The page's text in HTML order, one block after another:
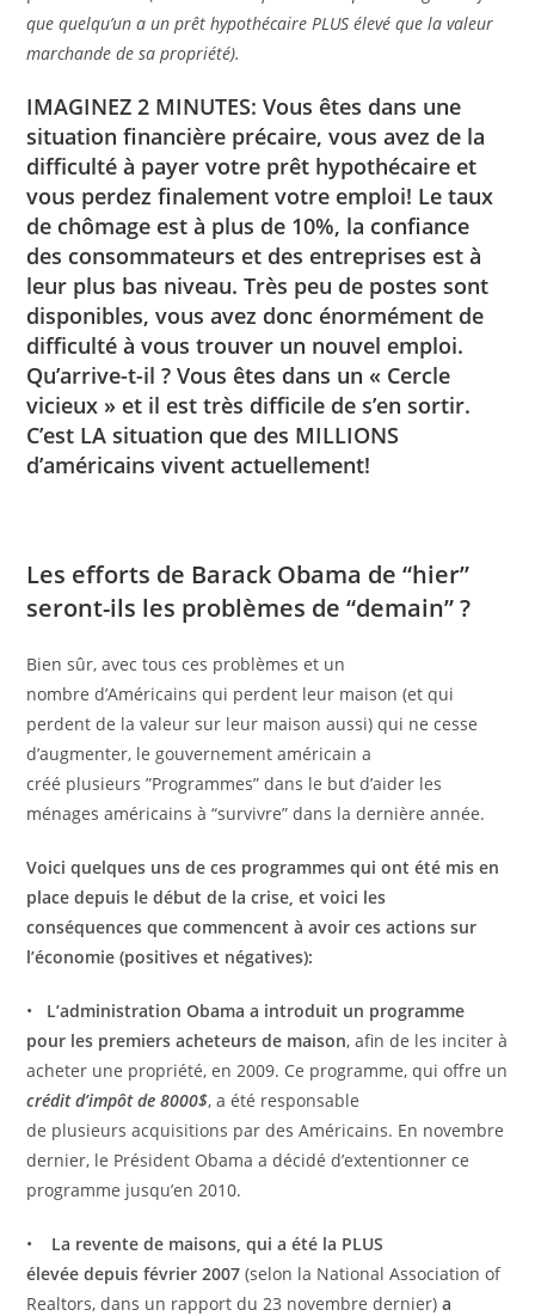
que quelqu’un a un prêt hypothécaire PLUS élevé que la valeur
marchande de sa propriété).
IMAGINEZ 2 MINUTES: Vous êtes dans une
situation financière précaire, vous avez de la
difficulté à payer votre prêt hypothécaire et
vous perdez finalement votre emploi! Le taux
de chômage est à plus de 10%, la confiance
des consommateurs et des entreprises est à
leur plus bas niveau. Très peu de postes sont
disponibles, vous avez donc énormément de
difficulté à vous trouver un nouvel emploi.
Qu’arrive-t-il ? Vous êtes dans un « Cercle
vicieux » et il est très difficile de s’en sortir.
C’est LA situation que des MILLIONS
d’américains vivent actuellement!
Les efforts de Barack Obama de “hier”
seront-ils les problèmes de “demain” ?
Bien sûr, avec tous ces problèmes et un
nombre d’Américains qui perdent leur maison (et qui
perdent de la valeur sur leur maison aussi) qui ne cesse
d’augmenter, le gouvernement américain a
créé plusieurs ”Programmes” dans le but d’aider les
ménages américains à “survivre” dans la dernière année.
Voici quelques uns de ces programmes qui ont été mis en
place depuis le début de la crise, et voici les
conséquences que commencent à avoir ces actions sur
l’économie (positives et négatives):
• L’administration Obama a introduit un programme
pour les premiers acheteurs de maison, afin de les inciter à
acheter une propriété, en 2009. Ce programme, qui offre un
crédit d’impôt de 8000$, a été responsable
de plusieurs acquisitions par des Américains. En novembre
dernier, le Président Obama a décidé d’extentionner ce
programme jusqu’en 2010.
• La revente de maisons, qui a été la PLUS
élevée depuis février 2007 (selon la National Association of
Realtors, dans un rapport du 23 novembre dernier)a